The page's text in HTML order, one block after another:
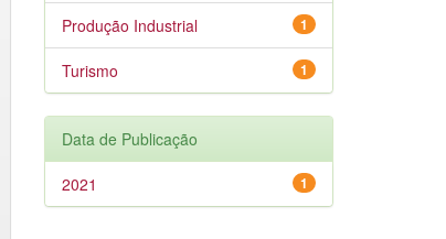
1
Produção Industrial
1
Turismo
Data de Publicação
1
2021